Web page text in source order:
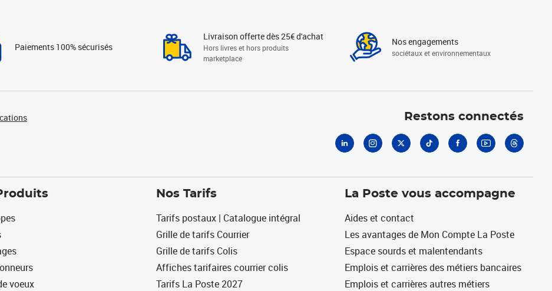
Paiements 100% sécurisés
Livraison offerte dès 25€ d'achat
Hors livres et hors produits
marketplace
Nos engagements
sociétaux et environnementaux
Restons connectés
voeux
Nos Tarifs
Tarifs postaux | Catalogue intégral
Grille de tarifs Courrier
Grille de tarifs Colis
Affiches tarifaires courrier colis
Tarifs La Poste 2027
La Poste vous accompagne
Aides et contact
Les avantages de Mon Compte La Poste
Espace sourds et malentendants
Emplois et carrières des métiers bancaires
Emplois et carrières autres métiers